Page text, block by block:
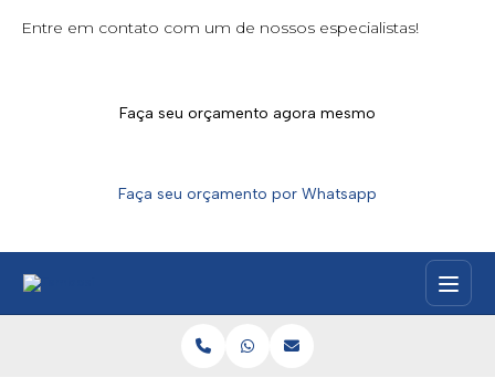
Entre em contato com um de nossos especialistas!
Faça seu orçamento agora mesmo
Faça seu orçamento por Whatsapp